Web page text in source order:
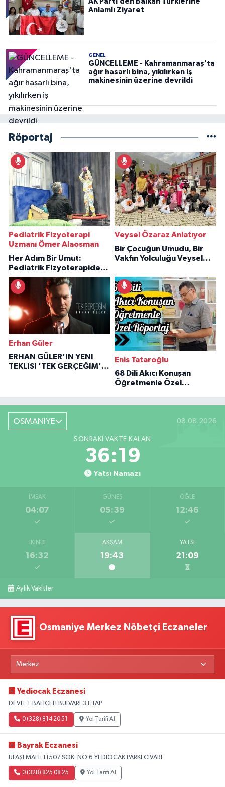
Anlamlı Ziyaret
GENEL
GÜNCELLEME - Kahramanmaraş'ta
ağır hasarlı bina, yıkılırken iş
makinesinin üzerine devrildi
Röportaj
Pediatrik Fizyoterapi
Uzmanı Ömer Alaosman
Her Adım Bir Umut:
Pediatrik Fizyoterapiden
İlham Veren Hikâyeler
Veysel Özaraz Anlatıyor
Bir Çocuğun Umudu, Bir
Vakfın Yolculuğu Veysel
Erhan Güler
ERHAN GÜLER'IN YENI
TEKLISI 'TEK GERÇEĞIM'LE
Enis Tataroğlu
68 Dili Akıcı Konuşan
Öğretmenle Özel
OSMANİYE 08.08.2026
SONRAKI VAKTE KALAN
36:18
Yatsı Namazı
İMSAK
04:07
GÜNEŞ
05:39
ÖĞLE
12:46
İKINDI
16:32
AKŞAM
19:43
YATSI
21:09
Aylık Vakitler
Osmaniye Merkez Nöbetçi Eczaneler
Yediocak Eczanesi
DEVLET BAHÇELİ BULVARI 3.ETAP
0 (328) 814 20 51 Yol Tarifi Al
Bayrak Eczanesi
ULAŞI MAH. 11507 SOK. NO:6 YEDİOCAK PARKI CİVARI
0 (328) 825 08 25 Yol Tarifi Al